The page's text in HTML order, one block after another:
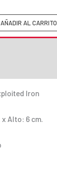
AÑADIR AL CARRITO
Iron
Alto: 6 cm.